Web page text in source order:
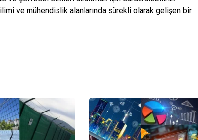
ve mühendislik alanlarında sürekli olarak gelişen bir